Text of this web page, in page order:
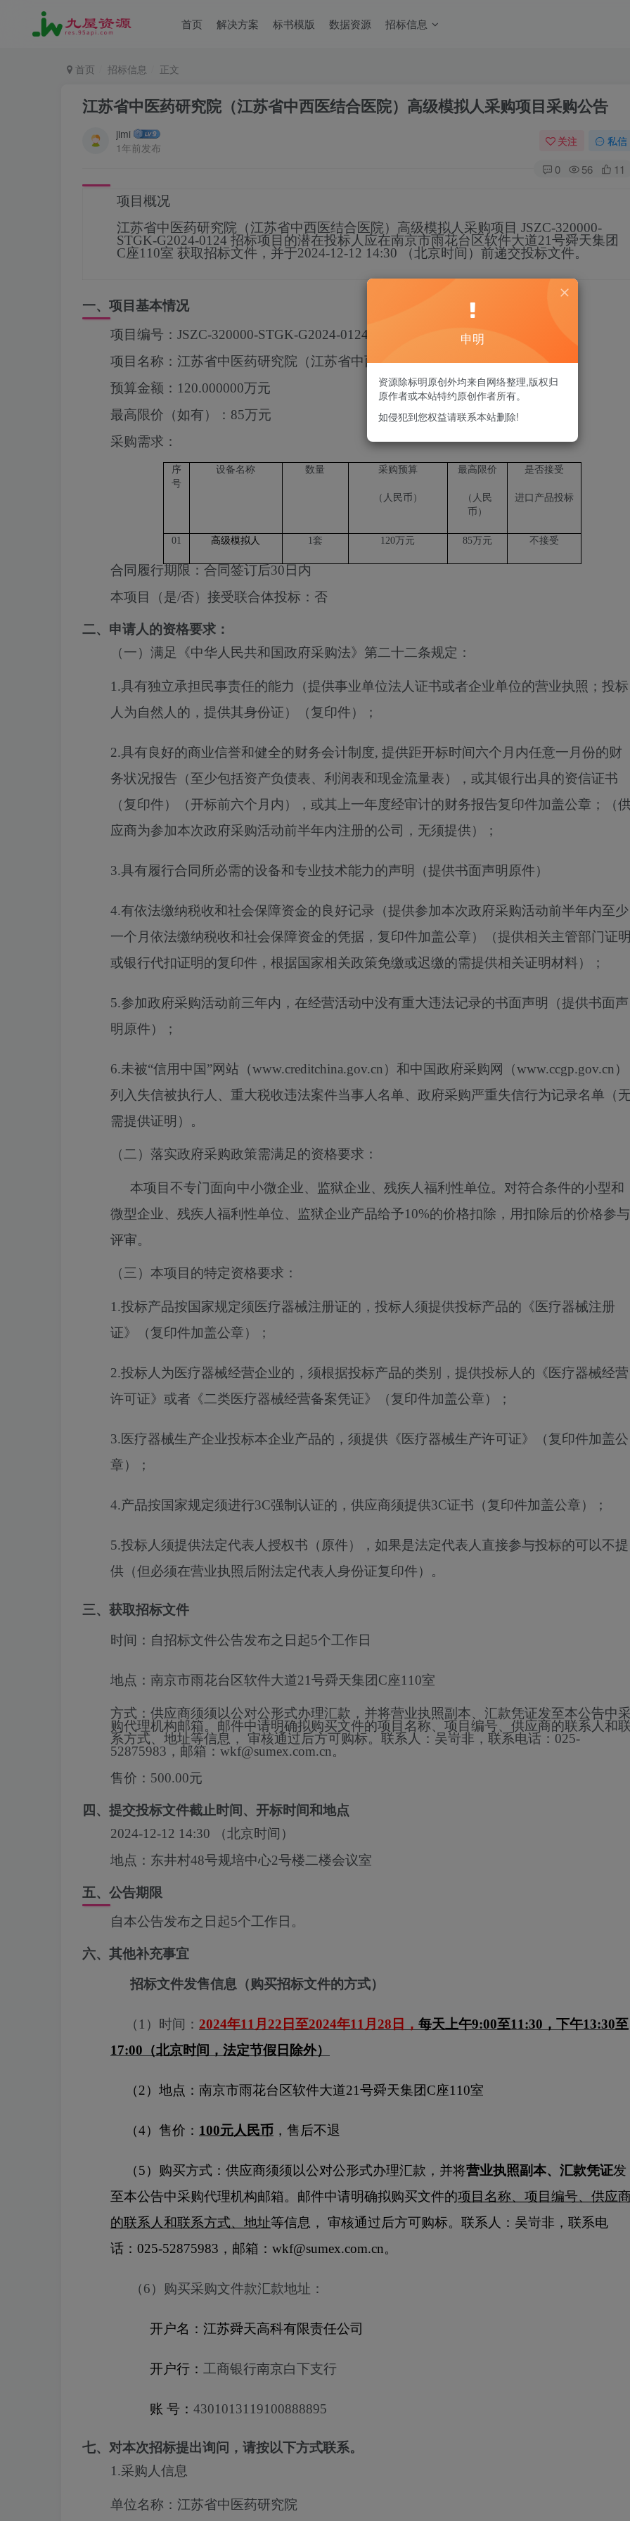
首页 解决方案 标书模版 数据资源 招标信息
首页 招标信息 正文
江苏省中医药研究院（江苏省中西医结合医院）高级模拟人采购项目采购公告
jimi
1年前发布
关注 私信
0 56 11
项目概况
江苏省中医药研究院（江苏省中西医结合医院）高级模拟人采购项目 JSZC-320000-
STGK-G2024-0124 招标项目的潜在投标人应在南京市雨花台区软件大道21号舜天集团
C座110室 获取招标文件，并于2024-12-12 14:30 （北京时间）前递交投标文件。
一、项目基本情况
项目编号： JSZC-320000-STGK-G2024-0124
项目名称： 江苏省中医药研究院（江苏省中西医结合医院）高级模拟人采购项目
预算金额： 120.000000万元
最高限价（如有）： 85万元
采购需求：
序
号
设备名称 数量 采购预算
（人民币）
最高限价
（人民
币）
是否接受
进口产品投标
01 高级模拟人 1套 120万元 85万元 不接受
合同履行期限： 合同签订后30日内
本项目（是/否）接受联合体投标： 否
二、申请人的资格要求：
（一）满足《中华人民共和国政府采购法》第二十二条规定：
1.具有独立承担民事责任的能力（提供事业单位法人证书或者企业单位的营业执照；投标
人为自然人的，提供其身份证）（复印件）；
2.具有良好的商业信誉和健全的财务会计制度, 提供距开标时间六个月内任意一月份的财
务状况报告（至少包括资产负债表、利润表和现金流量表），或其银行出具的资信证书
（复印件）（开标前六个月内），或其上一年度经审计的财务报告复印件加盖公章；（
应商为参加本次政府采购活动前半年内注册的公司，无须提供）；
3.具有履行合同所必需的设备和专业技术能力的声明（提供书面声明原件）
4.有依法缴纳税收和社会保障资金的良好记录（提供参加本次政府采购活动前半年内至少
一个月依法缴纳税收和社会保障资金的凭据，复印件加盖公章）（提供相关主管部门证
或银行代扣证明的复印件，根据国家相关政策免缴或迟缴的需提供相关证明材料）；
5.参加政府采购活动前三年内，在经营活动中没有重大违法记录的书面声明（提供书面声
明原件）；
6.未被“信用中国”网站（www.creditchina.gov.cn）和中国政府采购网（www.ccgp.gov.cn）
列入失信被执行人、重大税收违法案件当事人名单、政府采购严重失信行为记录名单（
需提供证明）。
（二）落实政府采购政策需满足的资格要求：
本项目不专门面向中小微企业、监狱企业、残疾人福利性单位。对符合条件的小型和
微型企业、残疾人福利性单位、监狱企业产品给予10%的价格扣除，用扣除后的价格参与
评审。
（三）本项目的特定资格要求：
1.投标产品按国家规定须医疗器械注册证的，投标人须提供投标产品的《医疗器械注册
证》（复印件加盖公章）；
2.投标人为医疗器械经营企业的，须根据投标产品的类别，提供投标人的《医疗器械经营
许可证》或者《二类医疗器械经营备案凭证》（复印件加盖公章）；
3.医疗器械生产企业投标本企业产品的，须提供《医疗器械生产许可证》（复印件加盖公
章）；
4.产品按国家规定须进行3C强制认证的，供应商须提供3C证书（复印件加盖公章）；
5.投标人须提供法定代表人授权书（原件），如果是法定代表人直接参与投标的可以不提
供（但必须在营业执照后附法定代表人身份证复印件）。
三、获取招标文件
时间： 自招标文件公告发布之日起5个工作日
地点： 南京市雨花台区软件大道21号舜天集团C座110室
方式： 供应商须须以公对公形式办理汇款，并将营业执照副本、汇款凭证发至本公告中
购代理机构邮箱。邮件中请明确拟购买文件的项目名称、项目编号、供应商的联系人和
系方式、地址等信息， 审核通过后方可购标。联系人：吴岢非，联系电话：025-
52875983，邮箱：wkf@sumex.com.cn。
售价： 500.00元
四、提交投标文件截止时间、开标时间和地点
2024-12-12 14:30 （北京时间）
地点： 东井村48号规培中心2号楼二楼会议室
五、公告期限
自本公告发布之日起5个工作日。
六、其他补充事宜
招标文件发售信息（购买招标文件的方式）
（ 1 ）时间： 2024年11 月 22 日至2024年11 月 28 日， 每天上午9:00至11:30 ，下午13:30至
17:00 （北京时间，法定节假日除外）
（2）地点：南京市雨花台区软件大道21号舜天集团C座110室
（4）售价： 100元人民币 ， 售后不退
（5）购买方式： 供应商须须以公对公形式办理汇款，并将营业执照副本、汇款凭证发
至本公告中采购代理机构邮箱。邮件中请明确拟购买文件的项目名称、项目编号、供应
的联系人和联系方式、地址等信息， 审核通过后方可购标。 联系人：吴岢非，联系电
话： 025-52875983 ，邮箱： wkf@sumex.com.cn。
（6）购买采购文件款汇款地址：
开户名： 江苏舜天高科有限责任公司
开户行： 工商银行南京白下支行
账 号： 4301013119100888895
七、对本次招标提出询问，请按以下方式联系。
1.采购人信息
单位名称：江苏省中医药研究院
申明
资源除标明原创外均来自网络整理,版权归
原作者或本站特约原创作者所有。
如侵犯到您权益请联系本站删除!